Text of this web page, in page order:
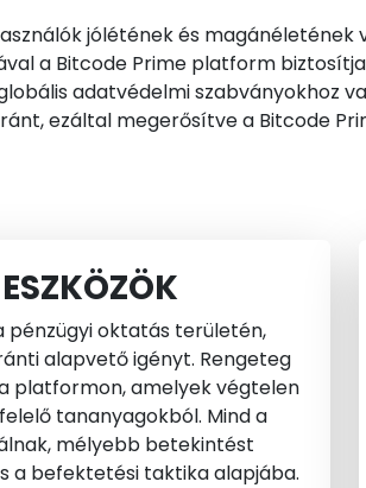
jólétének és
a Bitcode Prime platform
adatvédelmi szabványokhoz
ezáltal megerősítve a Bitcode
pénzügyi oktatás területén,
alapvető igényt. Rengeteg
platformon, amelyek végtelen
tananyagokból. Mind a
mélyebb betekintést
a befektetési taktika alapjába.